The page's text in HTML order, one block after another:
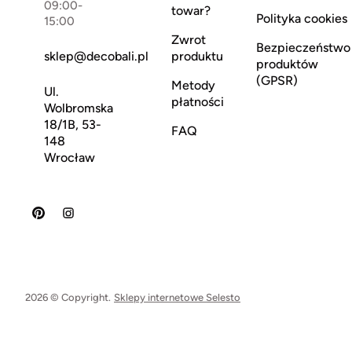
09:00-
15:00
sklep@decobali.pl
Ul.
Wolbromska
18/1B, 53-
148
Wrocław
towar?
Zwrot
produktu
Metody
płatności
FAQ
Polityka cookies
Bezpieczeństwo
produktów
(GPSR)
2026 © Copyright. Sklepy internetowe Selesto